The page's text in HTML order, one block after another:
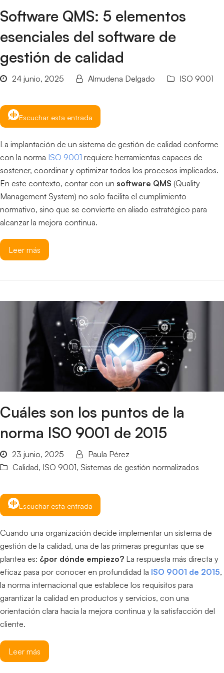
Software QMS: 5 elementos
esenciales del software de
gestión de calidad
24 junio, 2025 Almudena Delgado ISO 9001
Escuchar esta entrada
La implantación de un sistema de gestión de calidad conforme
con la norma ISO 9001 requiere herramientas capaces de
sostener, coordinar y optimizar todos los procesos implicados.
En este contexto, contar con un software QMS (Quality
Management System) no solo facilita el cumplimiento
normativo, sino que se convierte en aliado estratégico para
alcanzar la mejora continua.
Leer más
Cuáles son los puntos de la
norma ISO 9001 de 2015
23 junio, 2025
Paula Pérez
Calidad, ISO 9001, Sistemas de gestión normalizados
Escuchar esta entrada
Cuando una organización decide implementar un sistema de
gestión de la calidad, una de las primeras preguntas que se
plantea es: ¿por dónde empiezo? La respuesta más directa y
eficaz pasa por conocer en profundidad la ISO 9001 de 2015,
la norma internacional que establece los requisitos para
garantizar la calidad en productos y servicios, con una
orientación clara hacia la mejora continua y la satisfacción del
cliente.
Leer más